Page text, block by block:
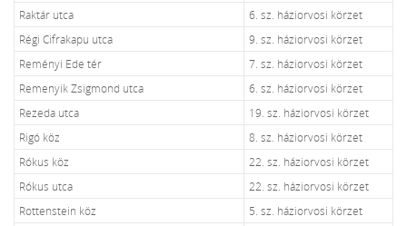
Raktár utca
6. sz. háziorvosi körzet
Régi Cifrakapu utca
9. sz. háziorvosi körzet
Reményi Ede tér
7. sz. háziorvosi körzet
Remenyik Zsigmond utca
6. sz. háziorvosi körzet
Rezeda utca
19. sz. háziorvosi körzet
Rigó köz
8. sz. háziorvosi körzet
Rókus köz
22. sz. háziorvosi körzet
Rókus utca
22. sz. háziorvosi körzet
Rottenstein köz
5. sz. háziorvosi körzet